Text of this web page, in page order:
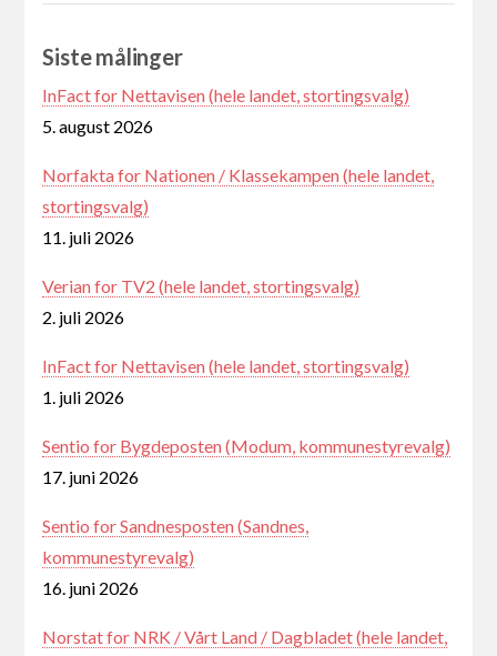
Siste målinger
InFact for Nettavisen (hele landet, stortingsvalg)
5. august 2026
Norfakta for Nationen / Klassekampen (hele landet,
stortingsvalg)
11. juli 2026
Verian for TV2 (hele landet, stortingsvalg)
2. juli 2026
InFact for Nettavisen (hele landet, stortingsvalg)
1. juli 2026
Sentio for Bygdeposten (Modum, kommunestyrevalg)
17. juni 2026
Sentio for Sandnesposten (Sandnes,
kommunestyrevalg)
16. juni 2026
Norstat for NRK / Vårt Land / Dagbladet (hele landet,